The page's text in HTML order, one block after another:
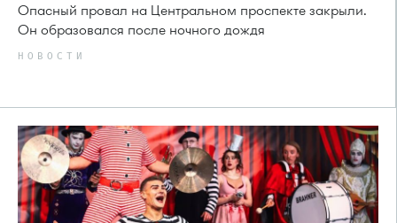
Опасный провал на Центральном проспекте закрыли.
Он образовался после ночного дождя
НОВОСТИ